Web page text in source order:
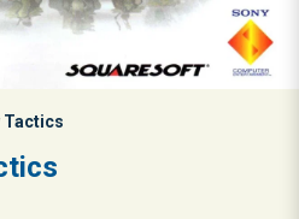
Tactics